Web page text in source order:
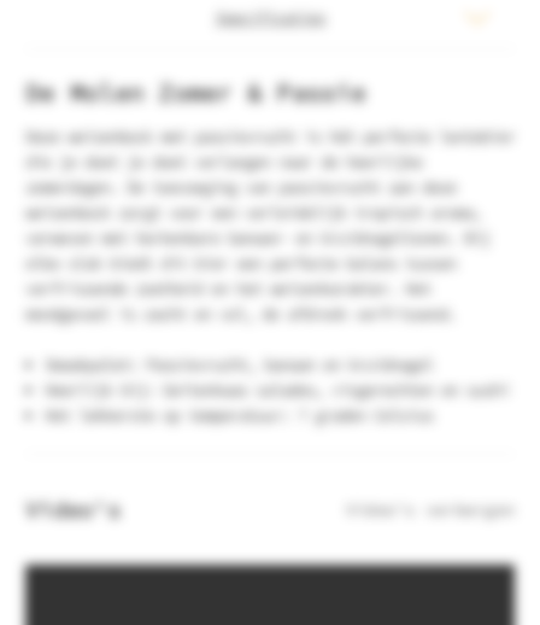
Specificaties
De Molen Zomer & Passie
Deze weizenbock met passievrucht is hét perfecte lentebier
die je doet je doet verlangen naar de heerlijke
zomerdagen. De toevoeging van passievrucht aan deze
weizenbock zorgt voor een verleidelijk tropisch aroma,
verweven met herkenbare banaan- en kruidnageltonen. Bij
elke slok biedt dit bier een perfecte balans tussen
verfrissende zoetheid en het weizenkarakter. Het
mondgevoel is zacht en vol, de afdronk verfrissend.
Smaakpalet: Passievrucht, banaan en kruidnagel
Heerlijk bij: Geitenkaas salades, visgerechten en sushi
Het lekkerste op temperatuur: 7 graden Celsius
Video's